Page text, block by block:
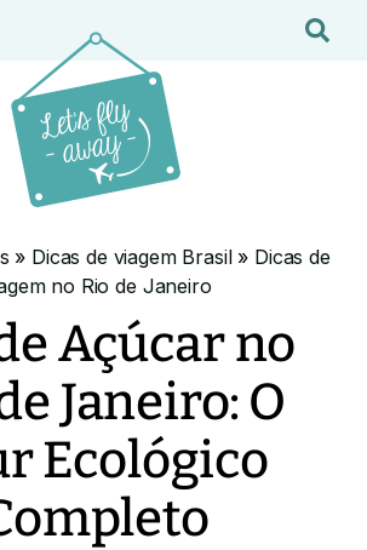
» Dicas de viagem Brasil» Dicas de
no Rio de Janeiro
Açúcar no
Janeiro: O
Ecológico